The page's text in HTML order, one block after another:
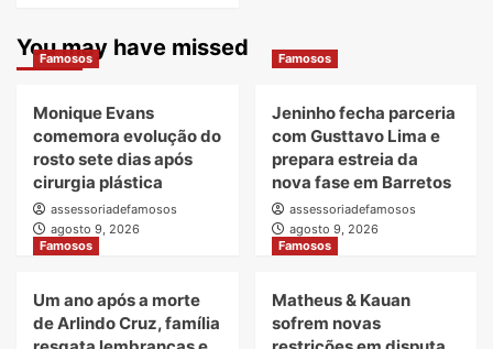
You may have missed
Famosos
Monique Evans
comemora evolução do
rosto sete dias após
cirurgia plástica
assessoriadefamosos
agosto 9, 2026
Famosos
Jeninho fecha parceria
com Gusttavo Lima e
prepara estreia da
nova fase em Barretos
assessoriadefamosos
agosto 9, 2026
Famosos
Um ano após a morte
de Arlindo Cruz, família
Famosos
Matheus & Kauan
sofrem novas